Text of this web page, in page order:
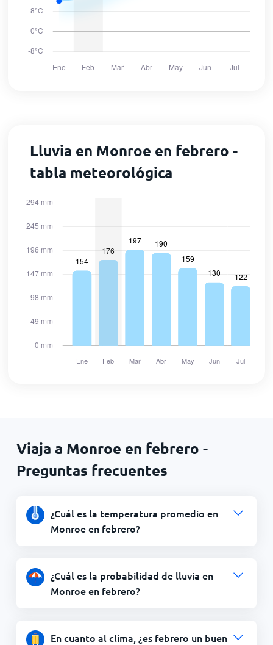
Lluvia en Monroe en febrero -
tabla meteorológica
Viaja a Monroe en febrero -
Preguntas frecuentes
¿Cuál es la temperatura promedio en
Monroe en febrero?
¿Cuál es la probabilidad de lluvia en
Monroe en febrero?
En cuanto al clima, ¿es febrero un buen